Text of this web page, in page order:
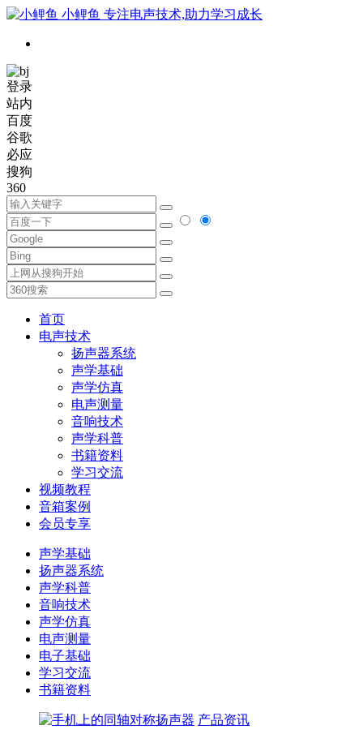
小鲤鱼 专注电声技术,助力学习成长
登录
站内
百度
谷歌
必应
搜狗
360
首页
电声技术
扬声器系统
声学基础
声学仿真
电声测量
音响技术
声学科普
书籍资料
学习交流
视频教程
音箱案例
会员专享
声学基础
扬声器系统
声学科普
音响技术
声学仿真
电声测量
电子基础
学习交流
书籍资料
产品资讯